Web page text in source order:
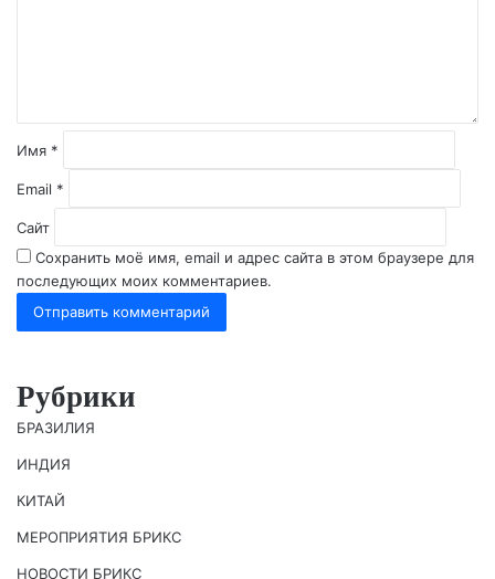
и
й
Имя *
Email *
Сайт
Сохранить моё имя, email и адрес сайта в этом браузере для
последующих моих комментариев.
Рубрики
БРАЗИЛИЯ
ИНДИЯ
КИТАЙ
МЕРОПРИЯТИЯ БРИКС
НОВОСТИ БРИКС